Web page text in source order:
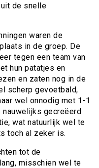
de snelle
waren de
in de groep. De
tegen een team van
hun patatjes en
en zaten nog in de
scherp gevoetbald,
wel onnodig met 1-1
gecreëerd
wat natuurlijk wel te
toch al zeker is.
tot de
misschien wel te